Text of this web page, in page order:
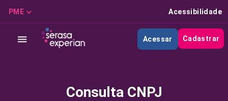
PME Acessibilidade
Acessar Cadastrar
Consulta CNPJ